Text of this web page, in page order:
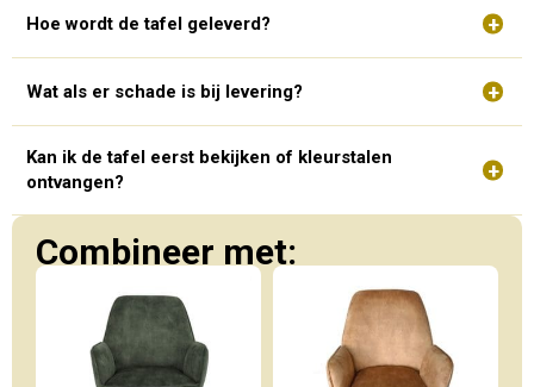
Hoe wordt de tafel geleverd?
Wat als er schade is bij levering?
Kan ik de tafel eerst bekijken of kleurstalen
ontvangen?
Combineer met: